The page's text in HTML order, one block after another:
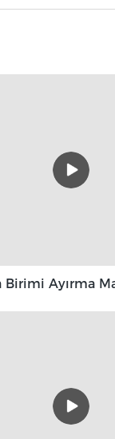
Birimi Ayırma